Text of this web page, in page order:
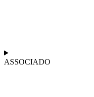
ASSOCIADO